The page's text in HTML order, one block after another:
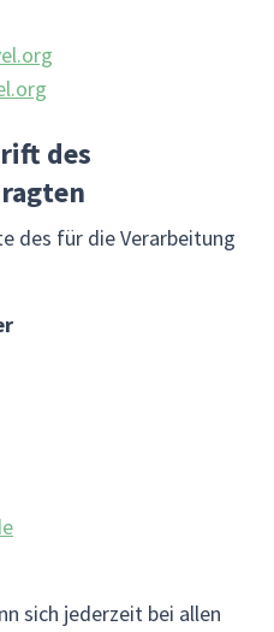
des
des für die Verarbeitung
sich jederzeit bei allen